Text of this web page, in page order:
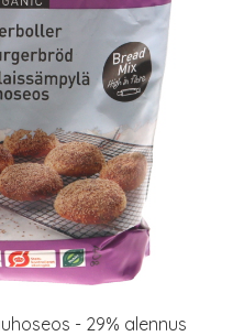
- 29% alennus